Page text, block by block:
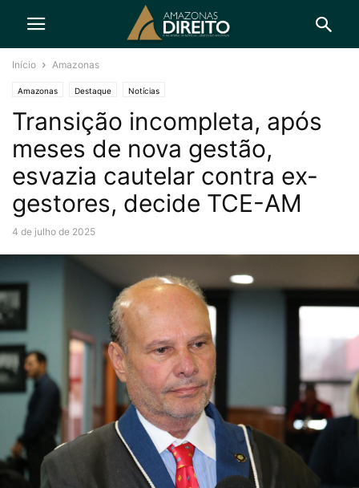
Início Amazonas
Amazonas Destaque Notícias
Transição incompleta, após
meses de nova gestão,
esvazia cautelar contra ex-
gestores, decide TCE-AM
4 de julho de 2025